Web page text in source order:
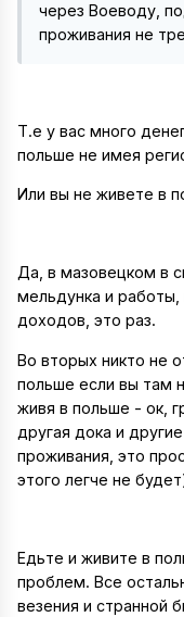
через Воеводу,
проживания не
Т.е у вас много
польше не имея
Или вы не живете в
Да, в мазовецком в
мельдунка и работы,
доходов, это раз.
Во вторых никто не
польше если вы там
живя в польше - ок,
другая дока и
проживания, это
этого легче не
Едьте и живите в
проблем. Все
везения и странной